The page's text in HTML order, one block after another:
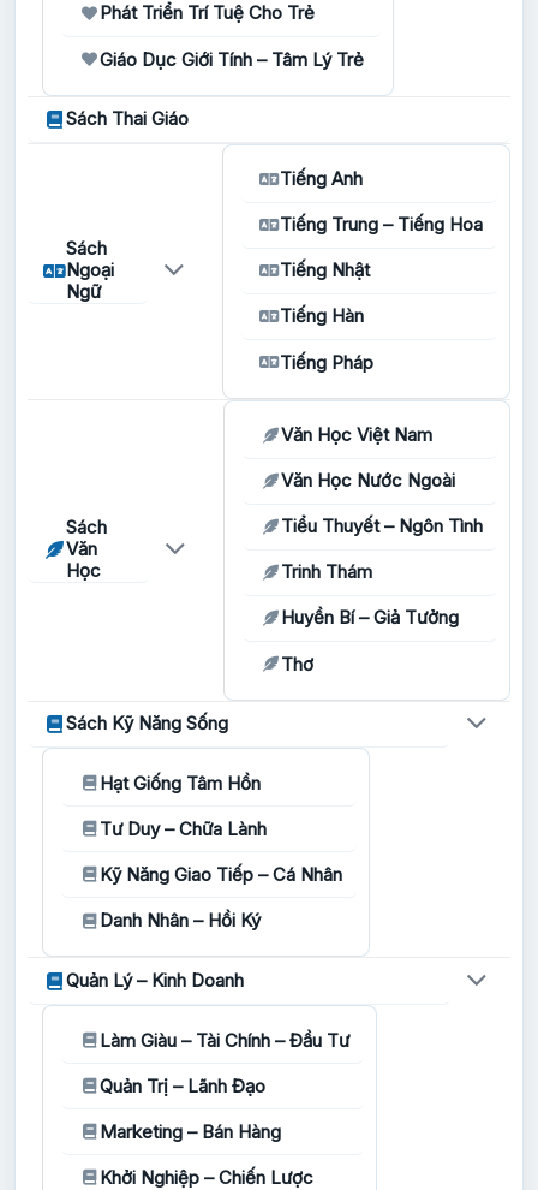
Phát Triển Trí Tuệ Cho Trẻ
Giáo Dục Giới Tính – Tâm Lý Trẻ
Sách Thai Giáo
Sách
Ngoại
Ngữ
Tiếng Anh
Tiếng Trung – Tiếng Hoa
Tiếng Nhật
Tiếng Hàn
Tiếng Pháp
Sách
Văn
Học
Văn Học Việt Nam
Văn Học Nước Ngoài
Tiểu Thuyết – Ngôn Tình
Trinh Thám
Huyền Bí – Giả Tưởng
Thơ
Sách Kỹ Năng Sống
Hạt Giống Tâm Hồn
Tư Duy – Chữa Lành
Kỹ Năng Giao Tiếp – Cá Nhân
Danh Nhân – Hồi Ký
Quản Lý – Kinh Doanh
Làm Giàu – Tài Chính – Đầu Tư
Quản Trị – Lãnh Đạo
Marketing – Bán Hàng
Khởi Nghiệp – Chiến Lược